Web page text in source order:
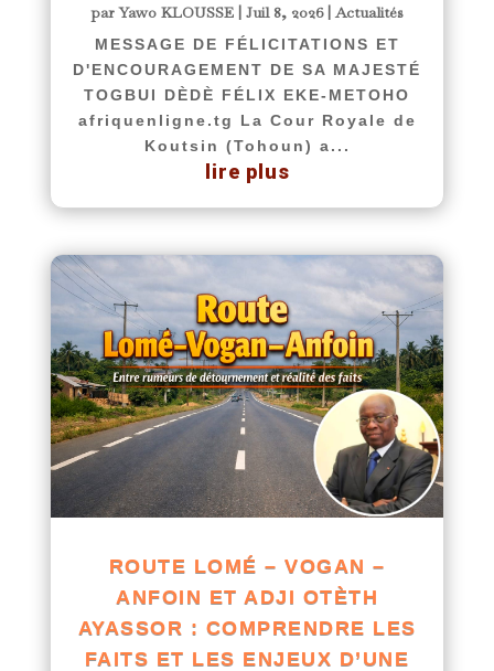
parYawo KLOUSSE| Juil 8, 2026|Actualités
MESSAGE DE FÉLICITATIONS ET
D'ENCOURAGEMENT DE SA MAJESTÉ
TOGBUI DÈDÈ FÉLIX EKE-METOHO
afriquenligne.tg La Cour Royale de
Koutsin (Tohoun) a...
lire plus
ROUTE LOMÉ – VOGAN –
ANFOIN ET ADJI OTÈTH
AYASSOR : COMPRENDRE LES
FAITS ET LES ENJEUX D’UNE